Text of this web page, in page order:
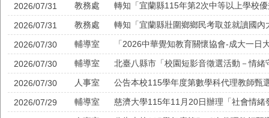
2026/07/31 教務處 轉知「宜蘭縣115年第2次中等以上學校
2026/07/31 教務處 轉知「宜蘭縣壯圍鄉鄉民考取並就讀國
2026/07/30 輔導室
2026/07/30 輔導室 北臺八縣市「校園短影音徵選活動－情
2026/07/30 人事室 公告本校115學年度第數學科代理教師甄
2026/07/29 輔導室